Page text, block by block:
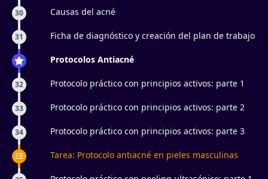
30 Causas del acné
31 Ficha de diagnóstico y creación del plan de trabajo
Protocolos Antiacné
32 Protocolo práctico con principios activos: parte 1
33 Protocolo práctico con principios activos: parte 2
34 Protocolo práctico con principios activos: parte 3
Tarea: Protocolo antiacné en pieles masculinas